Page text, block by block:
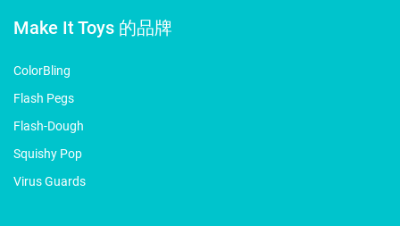
Make It Toys 的品牌
ColorBling
Flash Pegs
Flash-Dough
Squishy Pop
Virus Guards